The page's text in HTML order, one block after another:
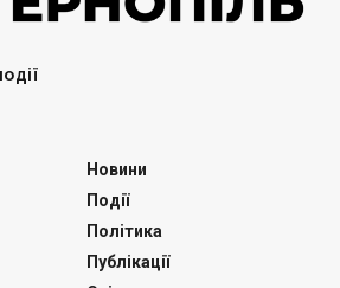
Новини
Події
Політика
Публікації